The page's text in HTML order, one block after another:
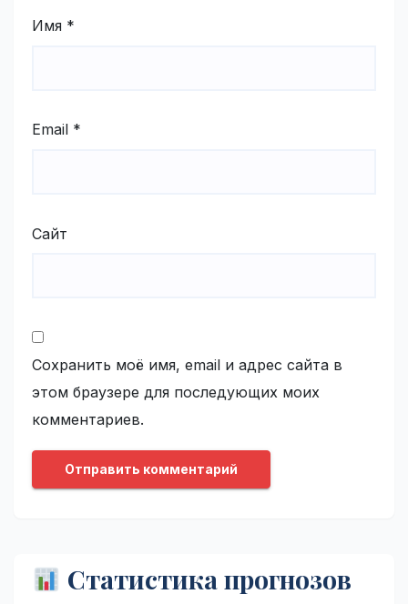
Имя *
Email *
Сайт
Сохранить моё имя, email и адрес сайта в
этом браузере для последующих моих
комментариев.
Статистика прогнозов